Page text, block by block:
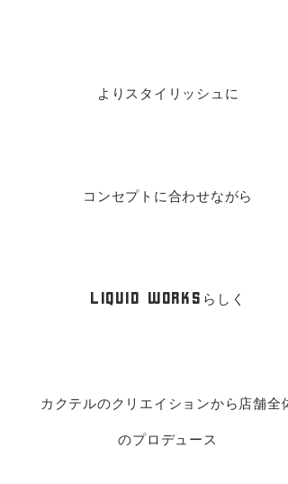
よりスタイリッシュに
コンセプトに合わせながら
LIQUID WORKS らしく
カクテルのクリエイションから 店舗全体
のプロデュース